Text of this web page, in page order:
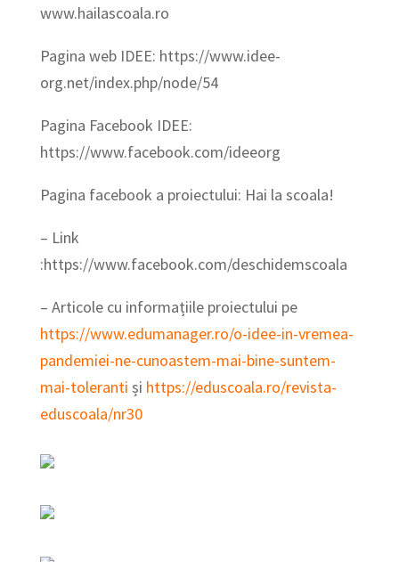
www.hailascoala.ro
Pagina web IDEE: https://www.idee-
org.net/index.php/node/54
Pagina Facebook IDEE:
https://www.facebook.com/ideeorg
Pagina facebook a proiectului: Hai la scoala!
– Link
:https://www.facebook.com/deschidemscoala
– Articole cu informațiile proiectului pe
https://www.edumanager.ro/o-idee-in-vremea-
pandemiei-ne-cunoastem-mai-bine-suntem-
mai-toleranti și https://eduscoala.ro/revista-
eduscoala/nr30